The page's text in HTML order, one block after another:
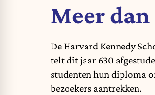
Meer
De Harvard Kennedy
telt dit jaar 630
studenten hun diploma
bezoekers aantrekken.